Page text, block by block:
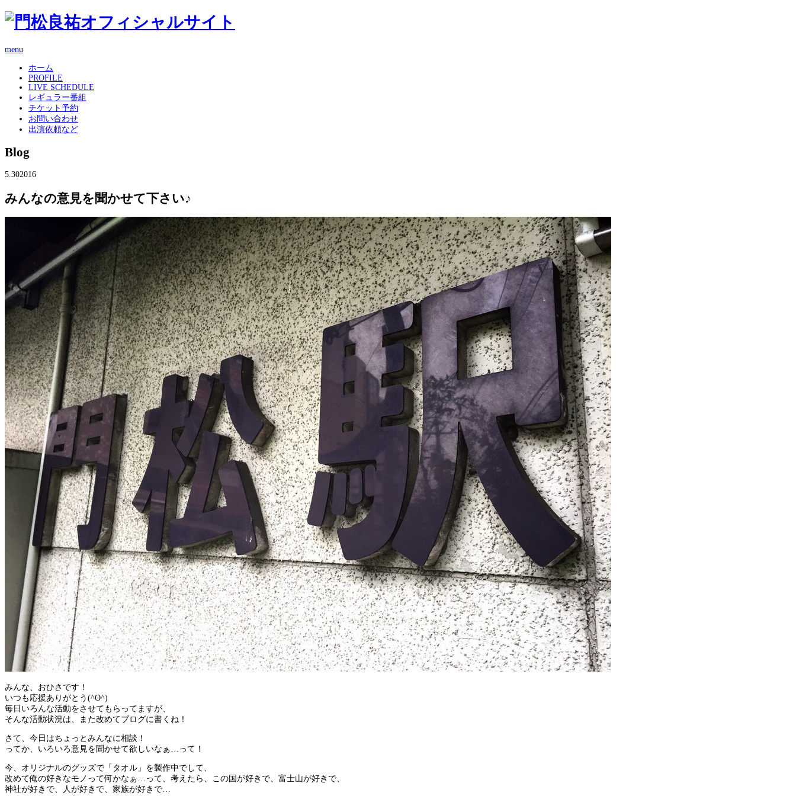
menu
ホーム
PROFILE
LIVE SCHEDULE
レギュラー番組
チケット予約
お問い合わせ
出演依頼など
Blog
5.302016
みんなの意見を聞かせて下さい♪
みんな、おひさです！
いつも応援ありがとう(^O^)
毎日いろんな活動をさせてもらってますが、
そんな活動状況は、また改めてブログに書くね！
さて、今日はちょっとみんなに相談！
ってか、いろいろ意見を聞かせて欲しいなぁ…って！
今、オリジナルのグッズで「タオル」を製作中でして、
改めて俺の好きなモノって何かなぁ…って、考えたら、この国が好きで、富士山が好きで、
神社が好きで、人が好きで、家族が好きで…